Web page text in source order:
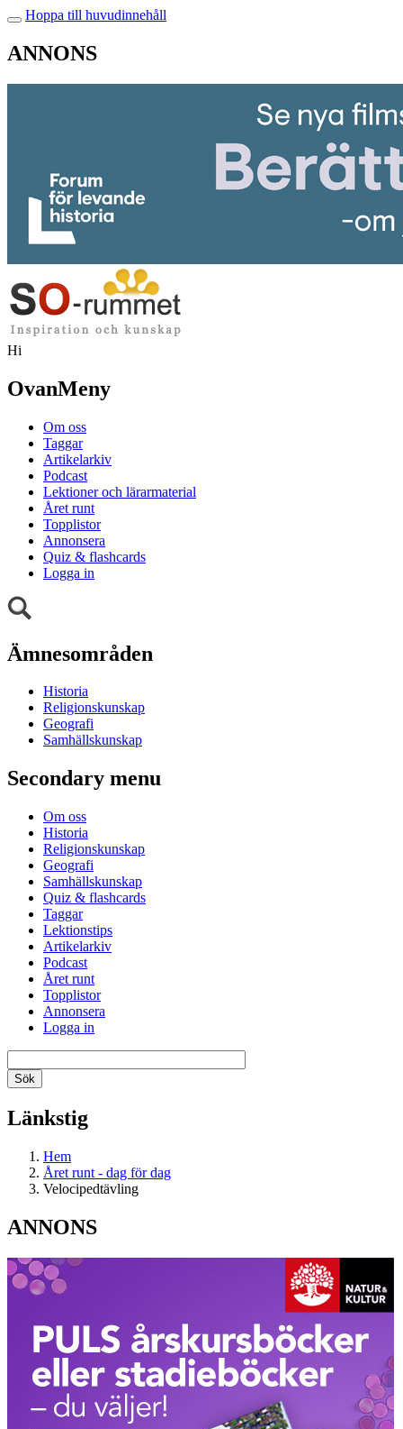
Hoppa till huvudinnehåll
ANNONS
Hi
OvanMeny
Om oss
Taggar
Artikelarkiv
Podcast
Lektioner och lärarmaterial
Året runt
Topplistor
Annonsera
Quiz & flashcards
Logga in
Ämnesområden
Historia
Religionskunskap
Geografi
Samhällskunskap
Secondary menu
Om oss
Historia
Religionskunskap
Geografi
Samhällskunskap
Quiz & flashcards
Taggar
Lektionstips
Artikelarkiv
Podcast
Året runt
Topplistor
Annonsera
Logga in
Länkstig
Hem
Året runt - dag för dag
Velocipedtävling
ANNONS